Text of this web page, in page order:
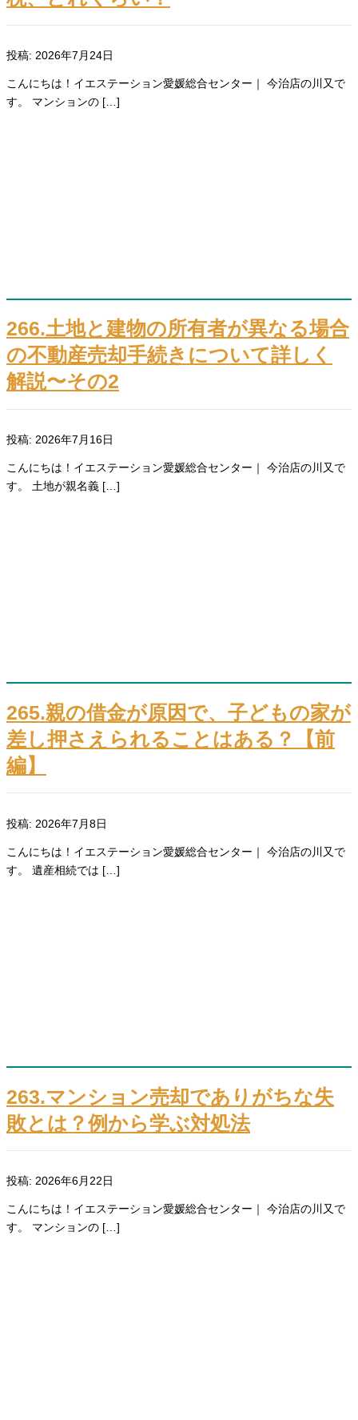
投稿: 2026年7月24日
こんにちは！イエステーション愛媛総合センター｜ 今治店の川又で
す。 マンションの […]
266.土地と建物の所有者が異なる場合
の不動産売却手続きについて詳しく
解説〜その2
投稿: 2026年7月16日
こんにちは！イエステーション愛媛総合センター｜ 今治店の川又で
す。 土地が親名義 […]
265.親の借金が原因で、子どもの家が
差し押さえられることはある？【前
編】
投稿: 2026年7月8日
こんにちは！イエステーション愛媛総合センター｜ 今治店の川又で
す。 遺産相続では […]
263.マンション売却でありがちな失
敗とは？例から学ぶ対処法
投稿: 2026年6月22日
こんにちは！イエステーション愛媛総合センター｜ 今治店の川又で
す。 マンションの […]